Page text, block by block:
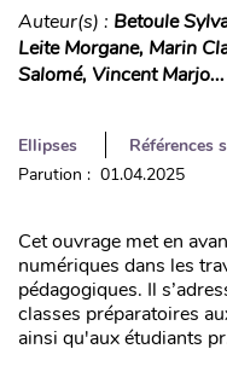
Auteur(s) : Betoule
Leite Morgane, Marin
Salomé, Vincent Marjo...
Ellipses
Références
Parution : 01.04.2025
Cet ouvrage met en
numériques dans les
pédagogiques. Il
classes préparatoires
ainsi qu'aux étudiants